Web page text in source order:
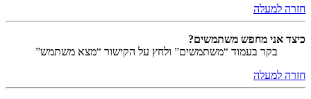
חזרה למעלה
כיצד אני מחפש משתמשים?
בקר בעמוד “משתמשים” ולחץ על הקישור “מצא משתמש”
חזרה למעלה